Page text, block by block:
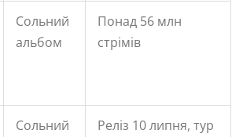
Сольний
альбом
Понад 56 млн
стрімів
Сольний
Реліз 10 липня, тур